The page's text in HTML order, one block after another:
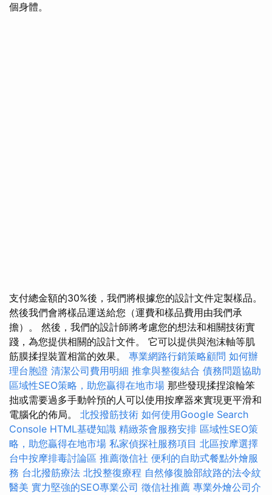
個身體。
支付總金額的30%後，我們將根據您的設計文件定製樣品。
然後我們會將樣品運送給您（運費和樣品費用由我們承
擔）。 然後，我們的設計師將考慮您的想法和相關技術實
踐，為您提供相關的設計文件。 它可以提供與泡沫軸等肌
筋膜揉捏裝置相當的效果。 專業網路行銷策略顧問 如何辦
理台胞證 清潔公司費用明細 推拿與整復結合 債務問題協助
區域性SEO策略，助您贏得在地市場 那些發現揉捏滾輪笨
拙或需要過多手動幹預的人可以使用按摩器來實現更平滑和
電腦化的佈局。 北投撥筋技術 如何使用Google Search
Console HTML基礎知識 精緻茶會服務安排 區域性SEO策
略，助您贏得在地市場 私家偵探社服務項目 北區按摩選擇
台中按摩排毒討論區 推薦徵信社 便利的自助式餐點外燴服
務 台北撥筋療法 北投整復療程 自然修復臉部紋路的法令紋
醫美 實力堅強的SEO專業公司 徵信社推薦 專業外燴公司介